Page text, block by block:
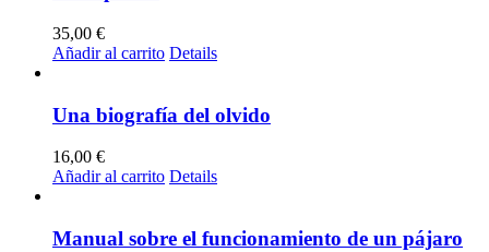
35,00 €
Añadir al carrito Details
Una biografía del olvido
16,00 €
Añadir al carrito Details
Manual sobre el funcionamiento de un pájaro